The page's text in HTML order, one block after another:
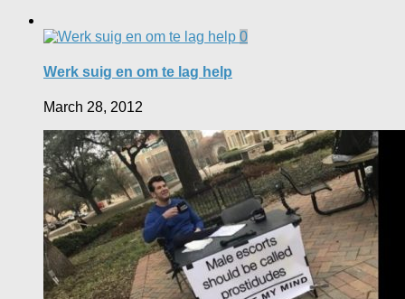
0
Werk suig en om te lag help
March 28, 2012